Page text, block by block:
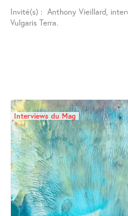
Invité(s) : Anthony Vieillard,
Vulgaris Terra.
Interviews du Mag